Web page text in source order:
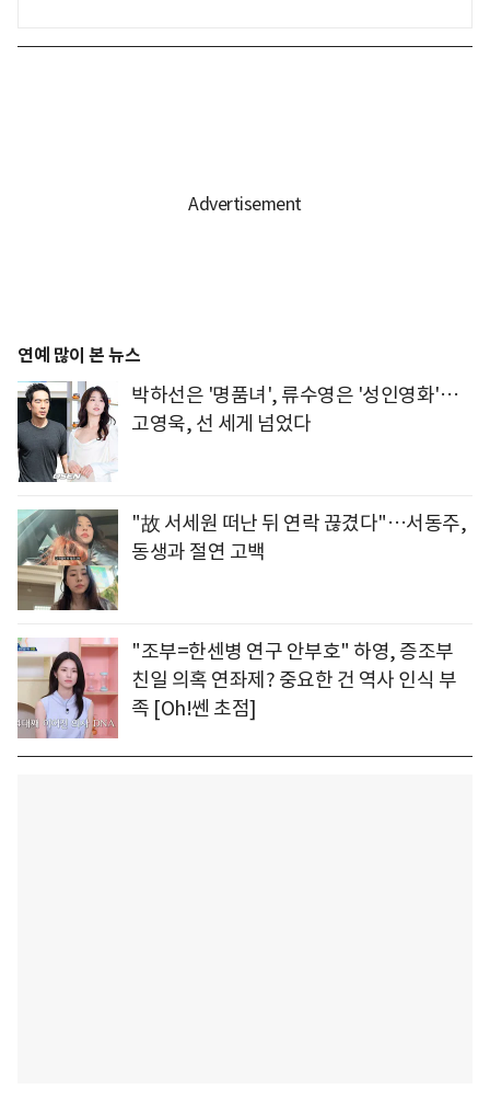
연예 많이 본 뉴스
박하선은 '명품녀', 류수영은 '성인영화'…
고영욱, 선 세게 넘었다
"故 서세원 떠난 뒤 연락 끊겼다"…서동주,
동생과 절연 고백
"조부=한센병 연구 안부호" 하영, 증조부
친일 의혹 연좌제? 중요한 건 역사 인식 부
족 [Oh!쎈 초점]